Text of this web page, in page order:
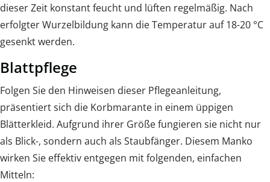
dieser Zeit konstant feucht und lüften regelmäßig. Nach
erfolgter Wurzelbildung kann die Temperatur auf 18-20 °C
gesenkt werden.
Blattpflege
Folgen Sie den Hinweisen dieser Pflegeanleitung,
präsentiert sich die Korbmarante in einem üppigen
Blätterkleid. Aufgrund ihrer Größe fungieren sie nicht nur
als Blick-, sondern auch als Staubfänger. Diesem Manko
wirken Sie effektiv entgegen mit folgenden, einfachen
Mitteln: